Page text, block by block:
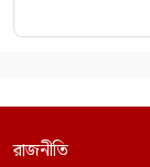
রাজনীতি